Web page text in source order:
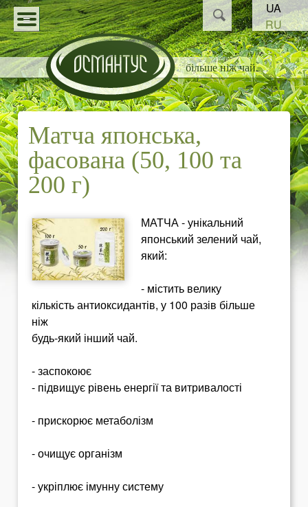
Перейти
до
основного
матеріалу
UA
RU
Пошукова
форма
Пошук
О
С
М
А
Т
У
С
більше ніж чай
КАТАЛОГ
СТАТТІ
НОВИНИ
ПАРТНЕРАМ
Матча японська,
фасована (50, 100 та
200 г)
МАТЧА - унікальний
японський зелений чай,
який:
- містить велику
кількість антиоксидантів, у 100 разів більше
ніж
будь-який інший чай.
- заспокоює
- підвищує рівень енергії та витривалості
- прискорює метаболізм
- очищує організм
- укріплює імунну систему